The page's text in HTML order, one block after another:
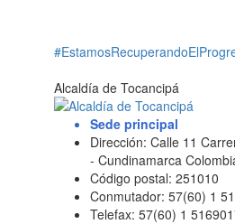
Alcaldía de Tocancipá
Sede principal
Dirección: Calle 11
- Cundinamarca
Código postal: 251010
Conmutador: 57(60) 1
Telefax: 57(60) 1